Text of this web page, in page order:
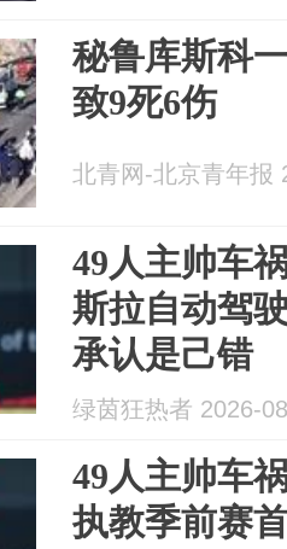
秘鲁库斯科
致9死6伤
北青网-北京青年报
49人主帅车
斯拉自动驾
承认是己错
绿茵狂热者 2026-
49人主帅车
执教季前赛